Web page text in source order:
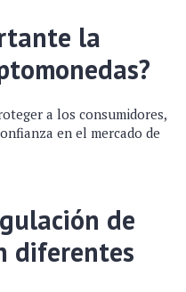
la
a los consumidores,
en el mercado de
de
diferentes